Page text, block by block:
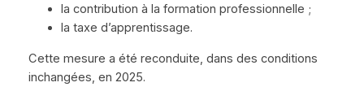
la contribution à la formation professionnelle ;
la taxe d’apprentissage.
Cette mesure a été reconduite, dans des conditions
inchangées, en 2025.